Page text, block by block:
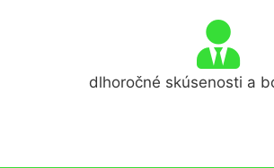
dlhoročné skúsenosti a